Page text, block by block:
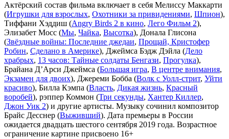
Актёрский состав фильма включает в себя Мелиссу Маккарти
(Игрушки для взрослых, Охотники за привидениями, Шпион),
Тиффани Хэддиш (Angry Birds 2 в кино, Лего Фильм 2),
Элизабет Мосс (Мы, Чайка, Высотка), Донала Глисона
(Звёздные войны: Последние джедаи, Прощай, Кристофер
Робин, Сделано в Америке), Джеймса Бэдж Дэйла (Дело
храбрых, 13 часов: Тайные солдаты Бенгази, Прогулка),
Брайана Д’Арси Джеймса (Большая игра, В центре внимания,
Экзамен для двоих), Джереми Бобба (Волк с Уолл-стрит, Уйти
красиво), Билла Кэмпа (Власть, Дикая жизнь, Красный
воробей), рэппер Коммон (Три секунды, Хантер Киллер,
Джон Уик 2) и другие артисты. Музыку сочинил композитор
Брайс Десснер (Выживший). Дата премьеры в России
ожидается двадцать шестого сентября 2019 года. Возрастное
ограничение картине присвоено 16+